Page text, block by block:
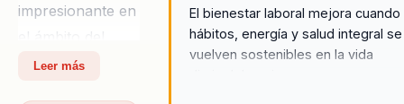
impresionante en
bienestar integral.
Leer más
El bienestar laboral mejora cuando
hábitos, energía y salud integral se
vuelven sostenibles en la vida